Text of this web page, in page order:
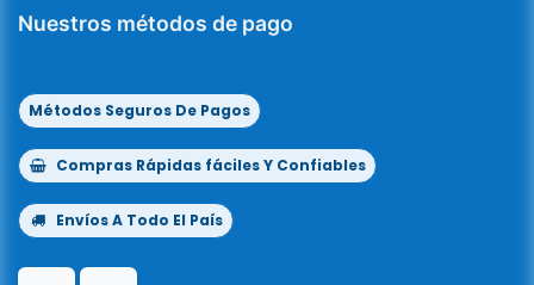
Nuestros métodos de pago
Métodos Seguros De Pagos
Compras Rápidas fáciles Y Confiables
Envíos A Todo El País